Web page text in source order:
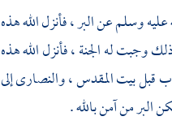
وسلم عن البر ، فأنزل الله هذه
وجبت له الجنة ، فأنزل الله هذه
قبلبيت المقدس، والنصارى إلى
البر من آمن بالله .